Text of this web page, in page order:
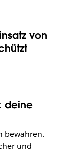
von
deine
bewahren.
und